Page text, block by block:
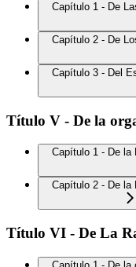
Capítulo 1 - De
Capítulo 2 - De
Capítulo 3 - Del
Título V - De la
Capítulo 1 - De la
Capítulo 2 - De la
Título VI - De La